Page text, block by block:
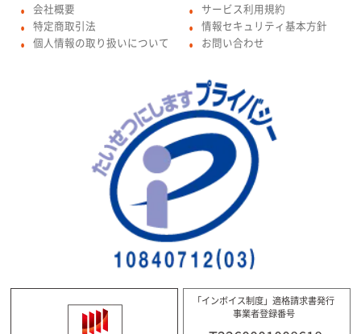
● 会社概要
● 特定商取引法
● 個人情報の取り扱いについて
● サービス利用規約
● 情報セキュリティ基本方針
● お問い合わせ
「インボイス制度」適格請求書発行
事業者登録番号